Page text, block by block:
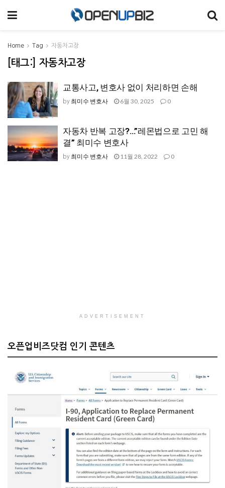
Home Tag 자동차고장
[태그:] 자동차고장
교통사고, 변호사 없이 처리하면 손해
by 최미수 변호사 6월 30, 2025 0
자동차 반복 고장?…”레몬법으로 고민 해
결” 최미수 변호사
by 최미수 변호사 11월 28, 2022 0
ADVERTISEMENT
오픈업비즈닷컴 인기 콘텐츠